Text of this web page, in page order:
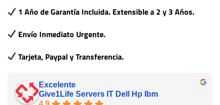
1 Año de Garantía Incluida. Extensible a 2 y 3 Años.
Envío Inmediato Urgente.
Tarjeta, Paypal y Transferencia.
Excelente
Give1Life Servers IT Dell Hp Ibm